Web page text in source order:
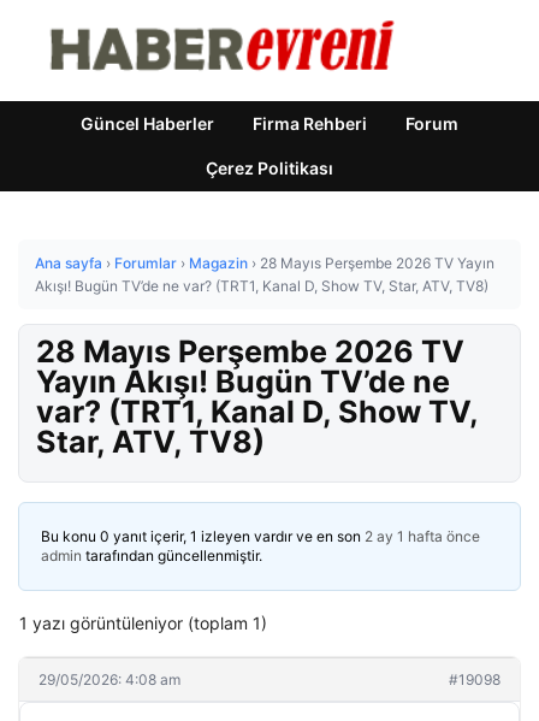
Güncel Haberler Firma Rehberi Forum
Çerez Politikası
Ana sayfa › Forumlar › Magazin › 28 Mayıs Perşembe 2026 TV Yayın
Akışı! Bugün TV’de ne var? (TRT1, Kanal D, Show TV, Star, ATV, TV8)
28 Mayıs Perşembe 2026 TV
Yayın Akışı! Bugün TV’de ne
var? (TRT1, Kanal D, Show TV,
Star, ATV, TV8)
Bu konu 0 yanıt içerir, 1 izleyen vardır ve en son 2 ay 1 hafta önce
admin tarafından güncellenmiştir.
1 yazı görüntüleniyor (toplam 1)
29/05/2026: 4:08 am #19098